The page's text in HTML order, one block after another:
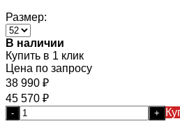
Размер:
В наличии
Купить в 1 клик
Цена по запросу
38 990 ₽
45 570 ₽
- +